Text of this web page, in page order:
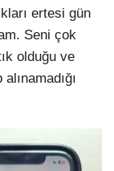
ertesi gün
Seni çok
olduğu ve